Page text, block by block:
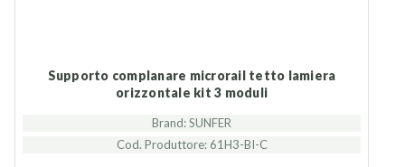
Supporto complanare microrail tetto lamiera
orizzontale kit 3 moduli
Brand: SUNFER
Cod. Produttore: 61H3-BI-C